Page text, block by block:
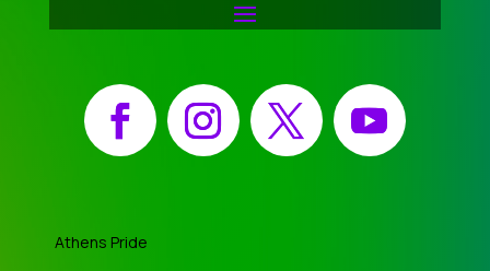
Facebook Instagram X YouTube
Athens Pride